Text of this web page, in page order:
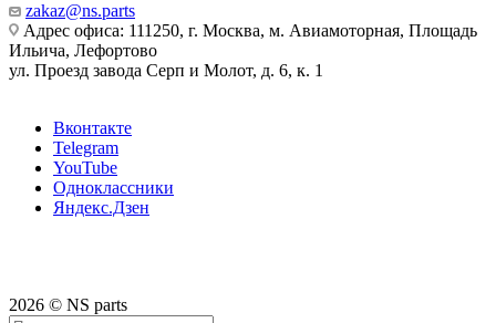
zakaz@ns.parts
Адрес офиса: 111250, г. Москва, м. Авиамоторная, Площадь
Ильича, Лефортово
ул. Проезд завода Серп и Молот, д. 6, к. 1
Вконтакте
Telegram
YouTube
Одноклассники
Яндекс.Дзен
2026 © NS parts